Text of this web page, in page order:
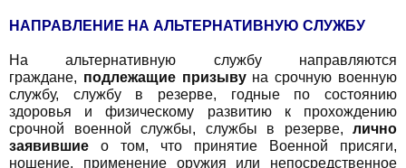
НАПРАВЛЕНИЕ НА АЛЬТЕРНАТИВНУЮ СЛУЖБУ
На альтернативную службу направляются
граждане, подлежащие призывуна срочную военную
службу, службу в резерве, годные по состоянию
здоровья и физическому развитию к прохождению
срочной военной службы, службы в резерве, лично
заявившие о том, что принятие Военной присяги,
ношение, применение оружия или непосредственное